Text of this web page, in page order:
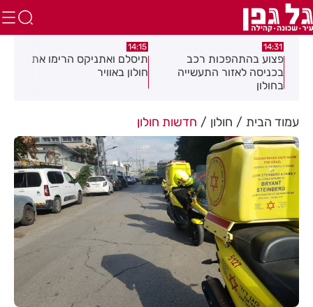
14:31
פצוע בהתהפכות רכב
בכניסה לאזור התעשייה
בחולון
14:15
תיסלם ואתניקס הרימו את
חולון באוויר
עמוד הבית חולון חדשות חולון